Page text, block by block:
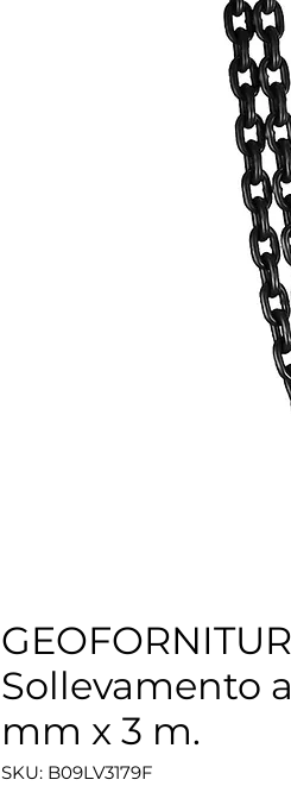
Sollevamento
mm x 3 m.
SKU: ‎B09LV3179F